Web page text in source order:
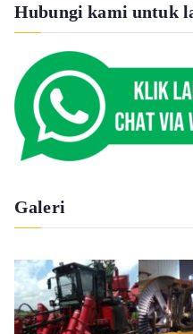
Hubungi kami untuk
Galeri